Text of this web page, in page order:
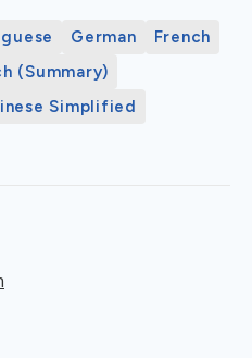
German
French
(Summary)
Simplified